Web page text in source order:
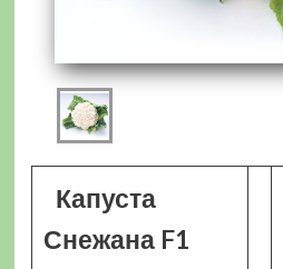
Капуста
Снежана F1